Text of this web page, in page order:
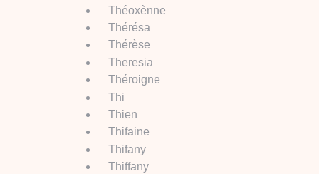
Théoxènne
Thérésa
Thérèse
Theresia
Théroigne
Thi
Thien
Thifaine
Thifany
Thiffany